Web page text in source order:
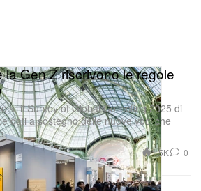
la Gen Z riscrivono le regole
il Survey of Global Collecting 2025 di
dati a sostegno delle nuove voci che
1.5K 0